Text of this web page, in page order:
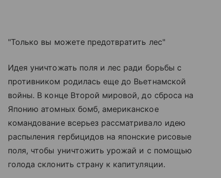
"Только вы можете предотвратить лес"
Идея уничтожать поля и лес ради борьбы с
противником родилась еще до Вьетнамской
войны. В конце Второй мировой, до сброса на
Японию атомных бомб, американское
командование всерьез рассматривало идею
распыления гербицидов на японские рисовые
поля, чтобы уничтожить урожай и с помощью
голода склонить страну к капитуляции.